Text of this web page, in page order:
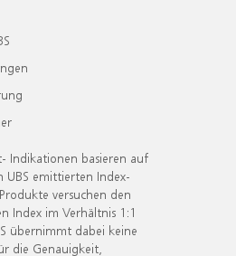
Indikationen basieren auf
UBS emittierten Index-
versuchen den
Index im Verhältnis 1:1
übernimmt dabei keine
die Genauigkeit,